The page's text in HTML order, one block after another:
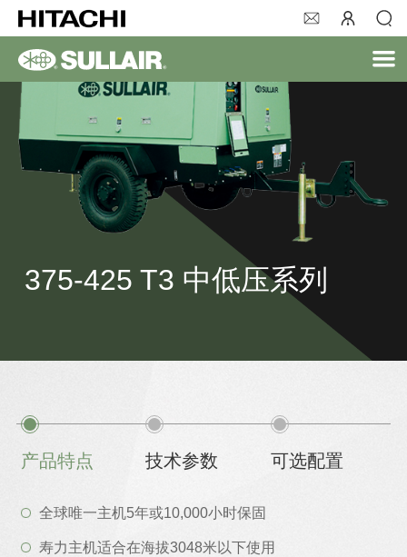
375-425 T3 中低压系列
产品特点 技术参数 可选配置
全球唯一主机5年或10,000小时保固
寿力主机适合在海拔3048米以下使用